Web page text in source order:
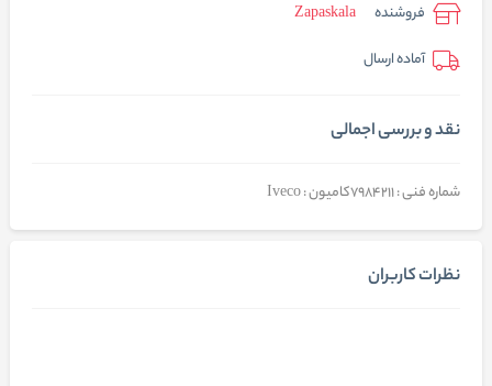
فروشنده
Zapaskala
آماده ارسال
نقد و بررسی اجمالی
شماره فنی : 7984211کامیون : Iveco
نظرات کاربران